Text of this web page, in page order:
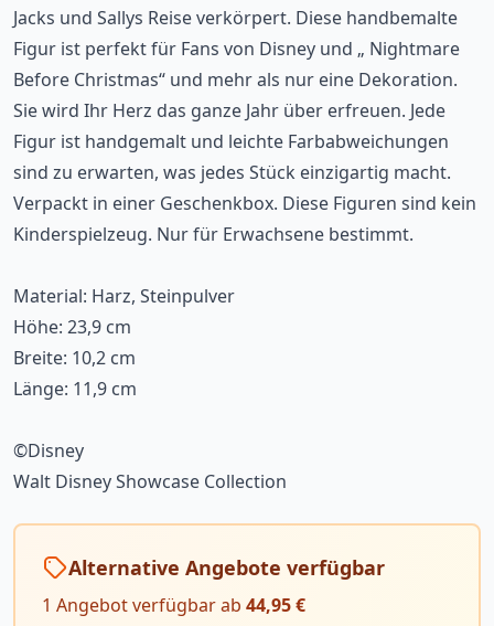
Jacks und Sallys Reise verkörpert. Diese handbemalte
Figur ist perfekt für Fans von Disney und „ Nightmare
Before Christmas“ und mehr als nur eine Dekoration.
Sie wird Ihr Herz das ganze Jahr über erfreuen. Jede
Figur ist handgemalt und leichte Farbabweichungen
sind zu erwarten, was jedes Stück einzigartig macht.
Verpackt in einer Geschenkbox. Diese Figuren sind kein
Kinderspielzeug. Nur für Erwachsene bestimmt.
Material: Harz, Steinpulver
Höhe: 23,9 cm
Breite: 10,2 cm
Länge: 11,9 cm
©Disney
Walt Disney Showcase Collection
Alternative Angebote verfügbar
1 Angebot verfügbar ab 44,95 €